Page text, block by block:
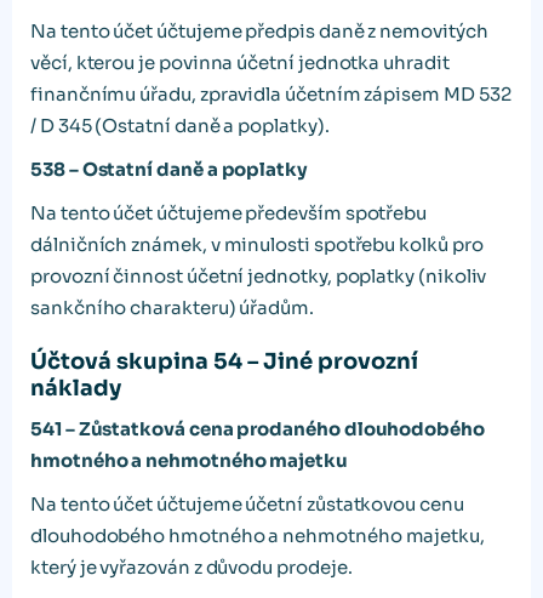
Na tento účet účtujeme předpis daně z nemovitých
věcí, kterou je povinna účetní jednotka uhradit
finančnímu úřadu, zpravidla účetním zápisem MD 532
/ D 345 (Ostatní daně a poplatky).
538 – Ostatní daně a poplatky
Na tento účet účtujeme především spotřebu
dálničních známek, v minulosti spotřebu kolků pro
provozní činnost účetní jednotky, poplatky (nikoliv
sankčního charakteru) úřadům.
Účtová skupina 54 – Jiné provozní
náklady
541 – Zůstatková cena prodaného dlouhodobého
hmotného a nehmotného majetku
Na tento účet účtujeme účetní zůstatkovou cenu
dlouhodobého hmotného a nehmotného majetku,
který je vyřazován z důvodu prodeje.